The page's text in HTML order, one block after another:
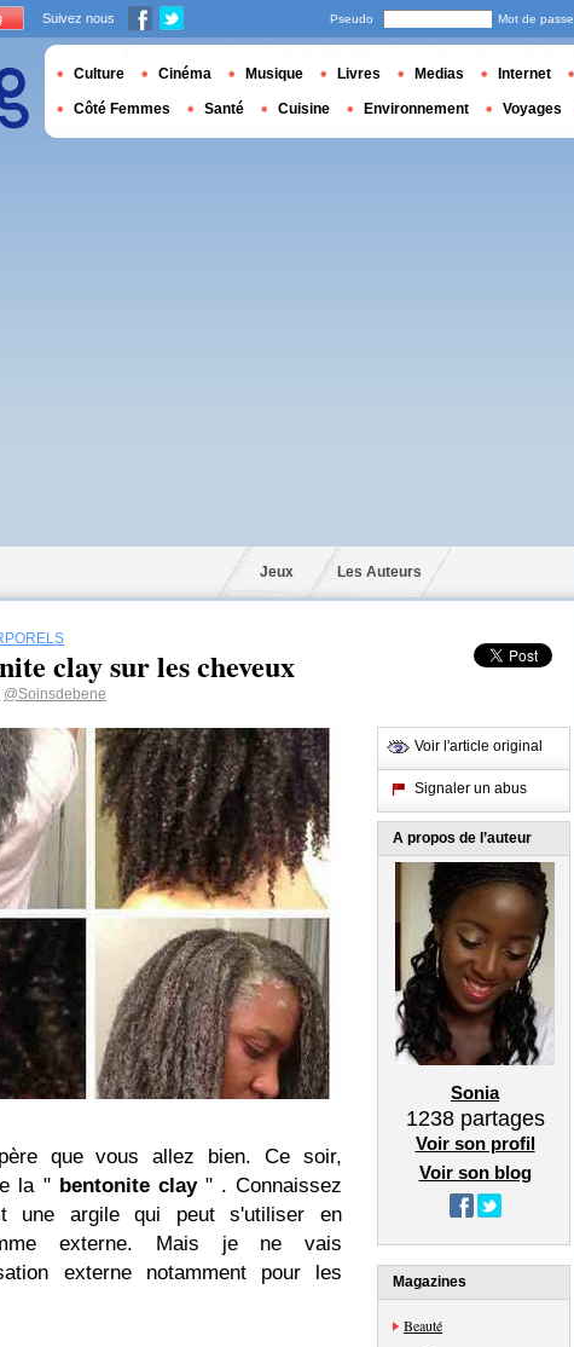
Jeux Les Auteurs
clay sur les cheveux
@Soinsdebene
que vous allez bien. Ce soir,
la " bentonite clay" . Connaissez
une argile qui peut s'utiliser en
externe. Mais je ne vais
externe notamment pour les
Voir l'article original
Signaler un abus
A propos de l’auteur
Sonia
1238partages
Voir son profil
Voir son blog
Magazines
Beauté
Suivez nous Pseudo Mot de passe
Culture Cinéma Musique Livres Medias Internet
Côté Femmes Santé Cuisine Environnement Voyages